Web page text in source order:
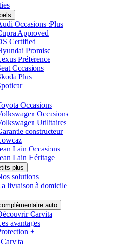
Occasions :Plus
Approved
Certified
Promise
Préférence
Occasions
Plus
Occasions
Occasions
Utilitaires
constructeur
Lain Occasions
Lain Héritage
plus
solutions
livraison à domicile
auto
Carvita
avantages
+